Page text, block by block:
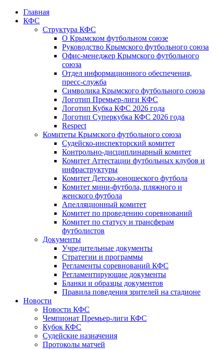
Главная
КФС
Структура КФС
О Крымском футбольном союзе
Руководство Крымского футбольного союза
Офис-менеджер Крымского футбольного
союза
Отдел информационного обеспечения,
пресс-служба
Символика Крымского футбольного союза
Логотип Премьер-лиги КФС
Логотип Кубка КФС 2026 года
Логотип Суперкубка КФС 2026 года
Respect
Комитеты Крымского футбольного союза
Судейско-инспекторский комитет
Контрольно-дисциплинарный комитет
Комитет Аттестации футбольных клубов и
инфраструктуры
Комитет Детско-юношеского футбола
Комитет мини-футбола, пляжного и
женского футбола
Апелляционный комитет
Комитет по проведению соревнований
Комитет по статусу и трансферам
футболистов
Документы
Учредительные документы
Стратегии и программы
Регламенты соревнований КФС
Регламентирующие документы
Бланки и образцы документов
Правила поведения зрителей на стадионе
Новости
Новости КФС
Чемпионат Премьер-лиги КФС
Кубок КФС
Судейские назначения
Протоколы матчей